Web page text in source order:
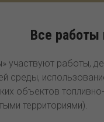
Все работы
участвуют работы,
объектов
территориями).